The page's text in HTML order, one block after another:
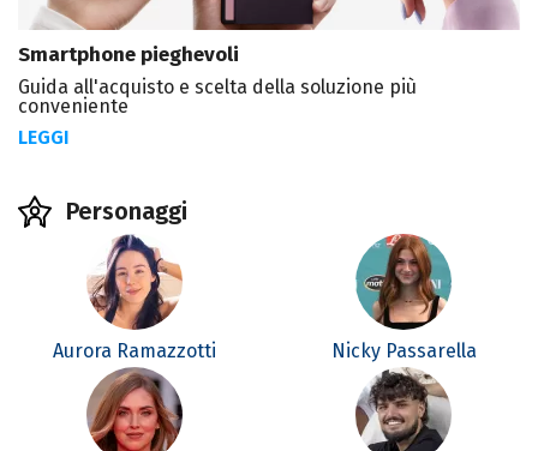
Smartphone pieghevoli
Guida all'acquisto e scelta della soluzione più
conveniente
LEGGI
Personaggi
Aurora Ramazzotti Nicky Passarella